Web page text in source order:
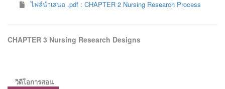
ไฟล์นำเสนอ .pdf : CHAPTER 2 Nursing Research Process
CHAPTER 3 Nursing Research Designs
วิดีโอการสอน